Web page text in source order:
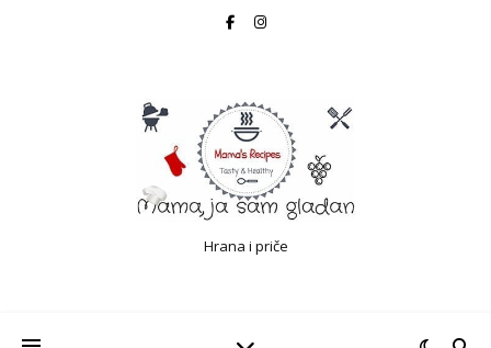
Hrana i priče